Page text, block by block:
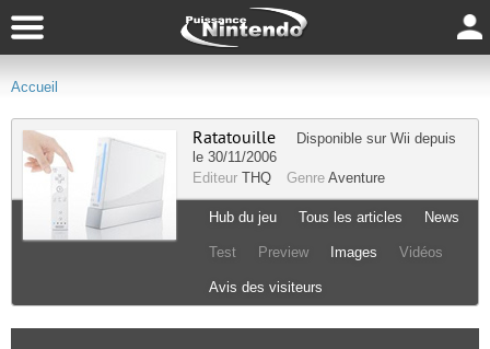
Accueil
Ratatouille Disponible sur Wii depuis
le 30/11/2006
Editeur THQ Genre Aventure
Hub du jeu Tous les articles News
Test Preview Images Vidéos
Avis des visiteurs